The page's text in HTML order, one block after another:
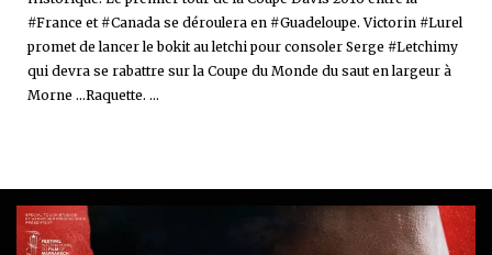
#France et #Canada se déroulera en #Guadeloupe. Victorin #Lurel
promet de lancer le bokit au letchi pour consoler Serge #Letchimy
qui devra se rabattre sur la Coupe du Monde du saut en largeur à
Morne ...Raquette. ...